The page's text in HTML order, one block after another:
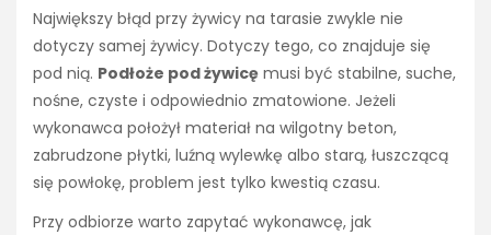
Największy błąd przy żywicy na tarasie zwykle nie
dotyczy samej żywicy. Dotyczy tego, co znajduje się
pod nią. Podłoże pod żywicę musi być stabilne, suche,
nośne, czyste i odpowiednio zmatowione. Jeżeli
wykonawca położył materiał na wilgotny beton,
zabrudzone płytki, luźną wylewkę albo starą, łuszczącą
się powłokę, problem jest tylko kwestią czasu.
Przy odbiorze warto zapytać wykonawcę, jak